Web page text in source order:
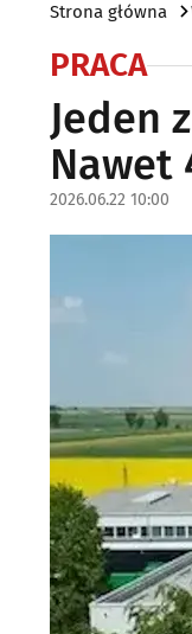
Strona główna
PRACA
Jeden
Nawet
2026.06.22 10:00